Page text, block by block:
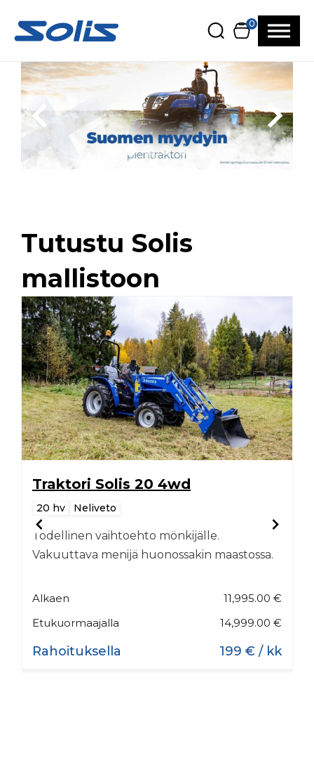
0
Tutustu Solis
mallistoon
Traktori Solis 20 4wd
20 hv Neliveto
Todellinen vaihtoehto mönkijälle.
Vakuuttava menijä huonossakin maastossa.
Alkaen 11,995.00 €
Etukuormaajalla
14,999.00 €
Rahoituksella 199 € / kk